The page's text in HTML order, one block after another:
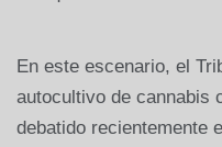
En este escenario, el
autocultivo de cannabis
debatido recientemente